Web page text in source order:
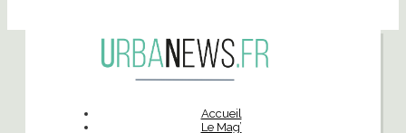
Accueil
Le Mag’